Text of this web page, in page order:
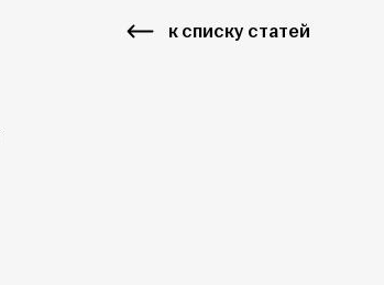
к списку статей